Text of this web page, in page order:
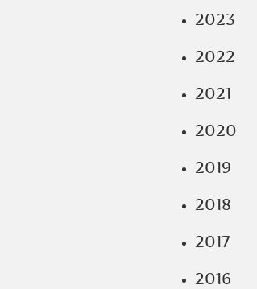
2023
2022
2021
2020
2019
2018
2017
2016